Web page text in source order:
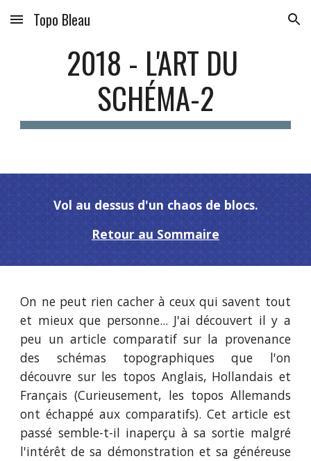
Skip to main content Skip to navigation
Topo Bleau
2018 - L'ART DU
SCHÉMA-2
Vol au dessus d'un chaos de blocs.
Retour au Sommaire
On ne peut rien cacher à ceux qui savent tout
et mieux que personne... J'ai découvert il y a
peu un article comparatif sur la provenance
des schémas topographiques que l'on
découvre sur les topos Anglais, Hollandais et
Français (Curieusement, les topos Allemands
ont échappé aux comparatifs). Cet article est
passé semble-t-il inaperçu à sa sortie malgré
l'intérêt de sa démonstration et sa généreuse